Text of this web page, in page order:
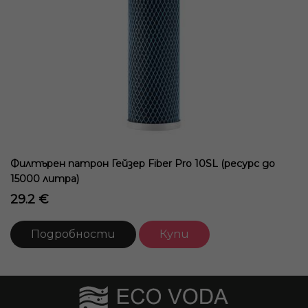
Филтърен патрон Гейзер Fiber Pro 10SL (ресурс до
15000 литра)
29.2 €
Подробности Купи